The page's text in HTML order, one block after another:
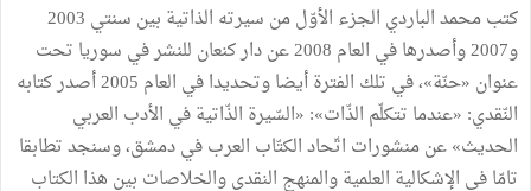
كتب محمد الباردي الجزء الأوّل من سيرته الذاتية بين سنتي 2003
و2007 وأصدرها في العام 2008 عن دار كنعان للنشر في سوريا تحت
عنوان «حنّة»، في تلك الفترة أيضا وتحديدا في العام 2005 أصدر كتابه
النّقدي: «عندما تتكلّم الذّات»: «السّيرة الذّاتية في الأدب العربي
الحديث» عن منشورات اتّحاد الكتّاب العرب في دمشق، وسنجد تطابقا
تامّا في الإشكالية العلمية والمنهج النقدي والخلاصات بين هذا الكتاب